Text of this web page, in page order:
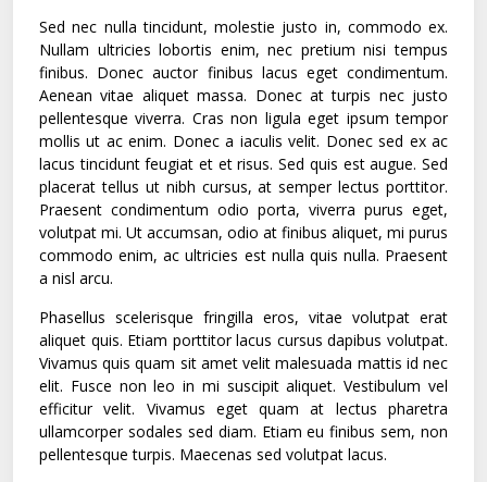
Sed nec nulla tincidunt, molestie justo in, commodo ex.
Nullam ultricies lobortis enim, nec pretium nisi tempus
finibus. Donec auctor finibus lacus eget condimentum.
Aenean vitae aliquet massa. Donec at turpis nec justo
pellentesque viverra. Cras non ligula eget ipsum tempor
mollis ut ac enim. Donec a iaculis velit. Donec sed ex ac
lacus tincidunt feugiat et et risus. Sed quis est augue. Sed
placerat tellus ut nibh cursus, at semper lectus porttitor.
Praesent condimentum odio porta, viverra purus eget,
volutpat mi. Ut accumsan, odio at finibus aliquet, mi purus
commodo enim, ac ultricies est nulla quis nulla. Praesent
a nisl arcu.
Phasellus scelerisque fringilla eros, vitae volutpat erat
aliquet quis. Etiam porttitor lacus cursus dapibus volutpat.
Vivamus quis quam sit amet velit malesuada mattis id nec
elit. Fusce non leo in mi suscipit aliquet. Vestibulum vel
efficitur velit. Vivamus eget quam at lectus pharetra
ullamcorper sodales sed diam. Etiam eu finibus sem, non
pellentesque turpis. Maecenas sed volutpat lacus.